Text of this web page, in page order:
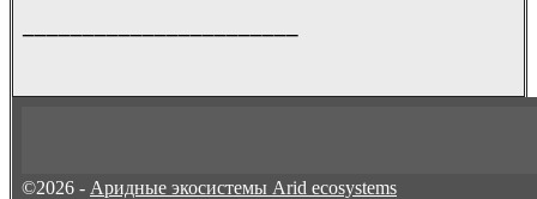
©2026 - Аридные экосистемы Arid ecosystems